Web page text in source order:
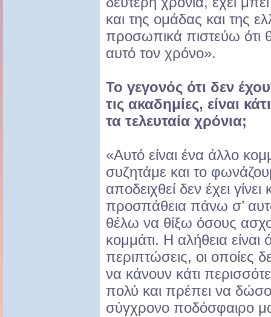
και της ομάδας και της
προσωπικά πιστεύω ότι
αυτό τον χρόνο».
Το γεγονός ότι δεν
τις ακαδημίες, είναι
τα τελευταία χρόνια;
«Αυτό είναι ένα άλλο
συζητάμε και το
αποδειχθεί δεν έχει
προσπάθεια πάνω σ’
θέλω να θίξω όσους
κομμάτι. Η αλήθεια
περιπτώσεις, οι οποίες
να κάνουν κάτι
πολύ και πρέπει να
σύγχρονο ποδόσφαιρο